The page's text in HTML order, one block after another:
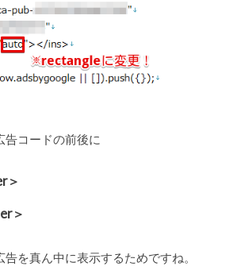
告コードの前後に
＞
＞
を真ん中に表示するためですね。